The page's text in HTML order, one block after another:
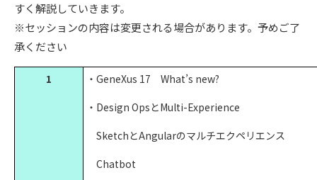
すく解説していきます。
※セッションの内容は変更される場合があります。予めご了
承ください
1
・GeneXus 17 What’s new?
・Design OpsとMulti-Experience
SketchとAngularのマルチエクペリエンス
Chatbot